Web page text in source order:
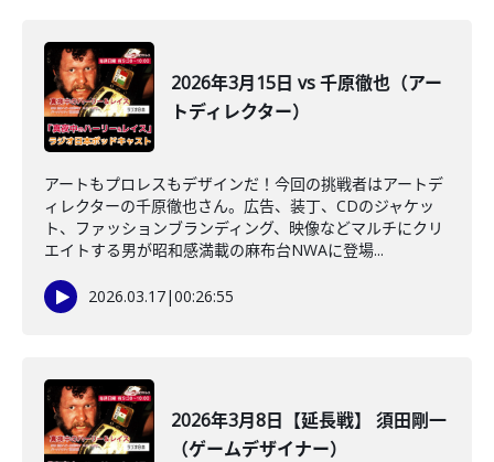
2026年3月15日 vs 千原徹也（アー
トディレクター）
アートもプロレスもデザインだ！今回の挑戦者はアートデ
ィレクターの千原徹也さん。広告、装丁、CDのジャケッ
ト、ファッションブランディング、映像などマルチにクリ
エイトする男が昭和感満載の麻布台NWAに登場...
2026.03.17|00:26:55
2026年3月8日【延長戦】 須田剛一
（ゲームデザイナー）